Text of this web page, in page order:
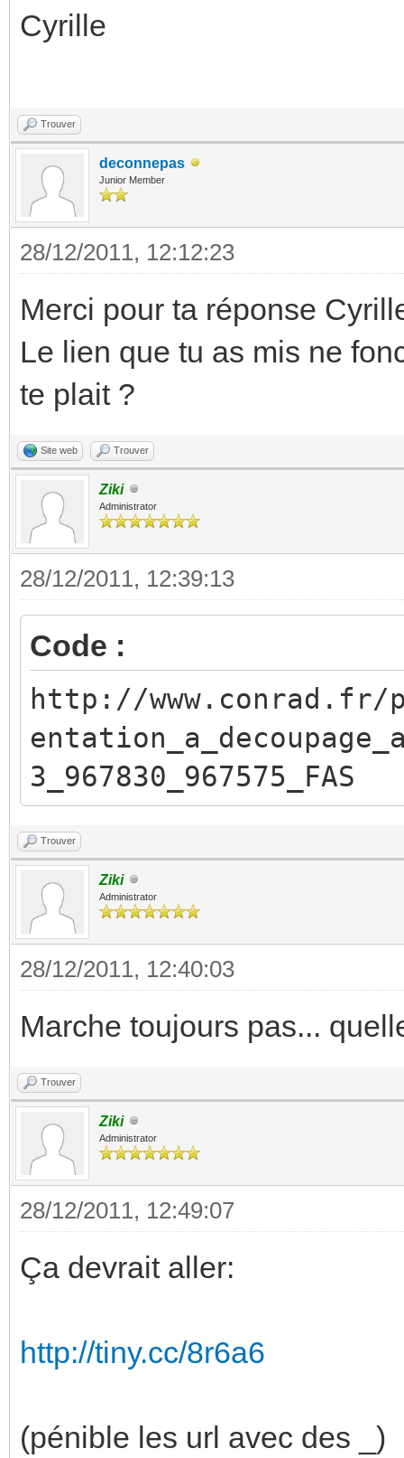
Cyrille
Trouver
deconnepas
Junior Member
28/12/2011, 12:12:23
Merci pour ta réponse
Le lien que tu as mis ne
te plait ?
Site web Trouver
Ziki
Administrator
28/12/2011, 12:39:13
Code :
http://www.conrad.fr/
3_967830_967575_FAS
Trouver
Ziki
Administrator
28/12/2011, 12:40:03
Marche toujours pas...
Trouver
Ziki
Administrator
28/12/2011, 12:49:07
Ça devrait aller:
http://tiny.cc/8r6a6
(pénible les url avec des _)